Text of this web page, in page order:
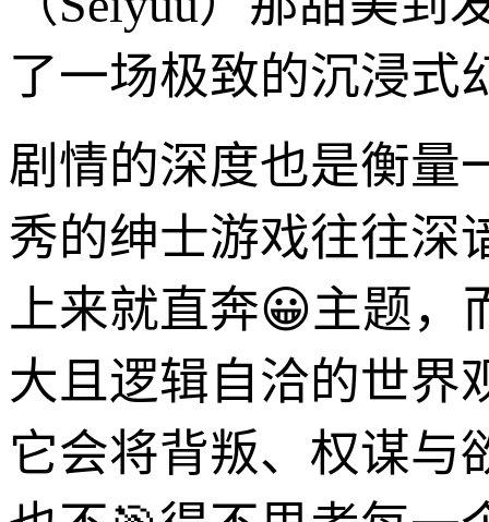
了一场极致的沉浸式
剧情的深度也是衡量
秀的绅士游戏往往深
上来就直奔😀主题，
大且逻辑自洽的世界
它会将背叛、权谋与